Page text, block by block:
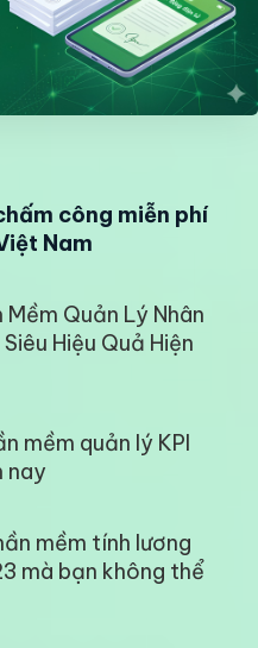
công miễn phí
Nam
Mềm Quản Lý Nhân
Hiệu Quả Hiện
mềm quản lý KPI
nay
mềm tính lương
mà bạn không thể